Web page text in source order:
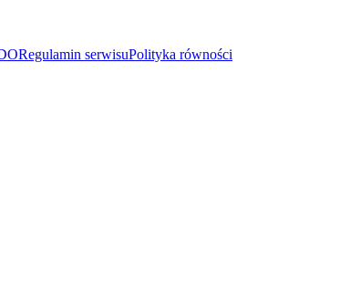
Regulamin serwisuPolityka równości